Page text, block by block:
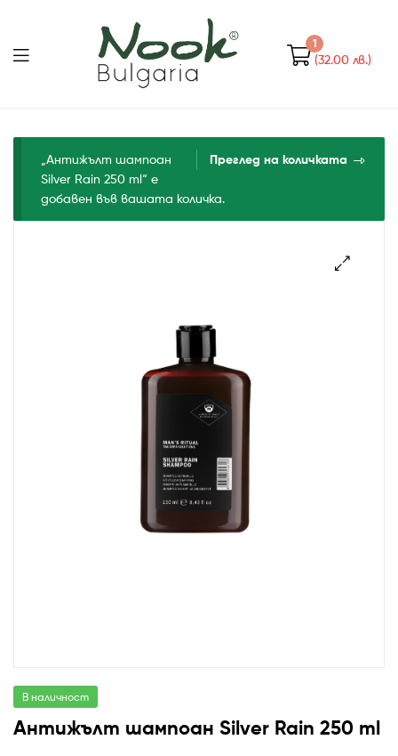
Bulgaria
1
(32.00 лв.)
Bulgaria
Преглед на количката
„Антижълт шампоан
Silver Rain 250 ml“ е
добавен във вашата количка.
В наличност
Антижълт шампоан Silver Rain 250 ml